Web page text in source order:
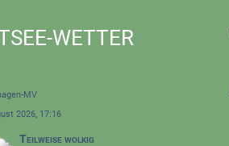
WETTER
MV
2026, 17:16
Teilweise wolkig